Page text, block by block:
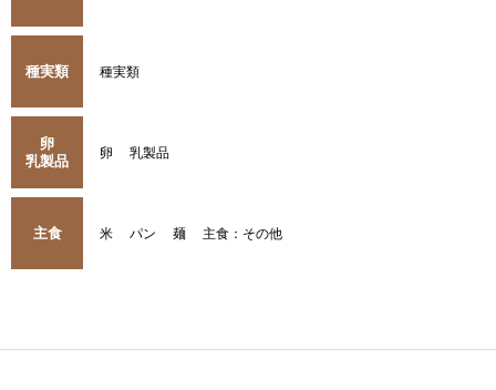
種実類 種実類
卵
乳製品
卵 乳製品
主食 米 パン 麺 主食：その他